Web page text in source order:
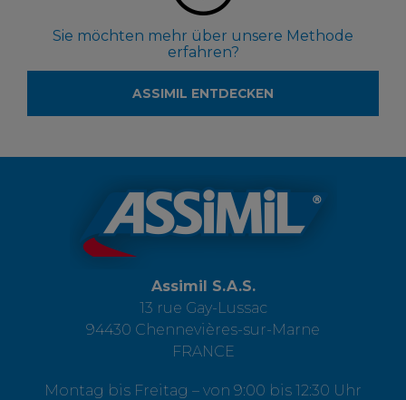
Sie möchten mehr über unsere Methode
erfahren?
ASSIMIL ENTDECKEN
Assimil S.A.S.
13 rue Gay-Lussac
94430 Chennevières-sur-Marne
FRANCE
Montag bis Freitag – von 9:00 bis 12:30 Uhr